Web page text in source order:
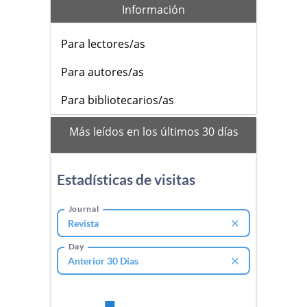
Información
Para lectores/as
Para autores/as
Para bibliotecarios/as
mas_vistos
Más leídos en los últimos 30 días